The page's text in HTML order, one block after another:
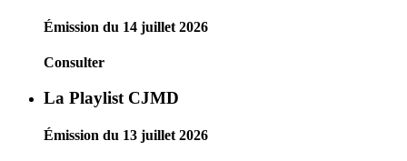
Émission du 14 juillet 2026
Consulter
La Playlist CJMD
Émission du 13 juillet 2026